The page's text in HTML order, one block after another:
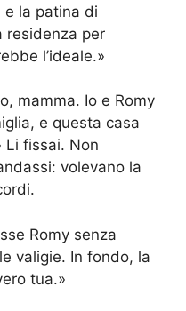
e la patina di
residenza per
l’ideale.»
mamma. Io e Romy
e questa casa
Li fissai. Non
volevano la
Romy senza
valigie. In fondo, la
tua.»